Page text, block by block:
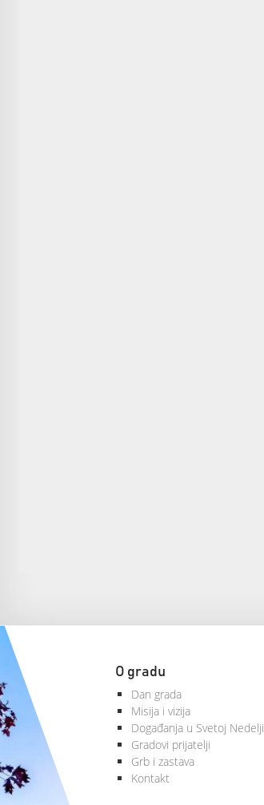
O gradu
Dan grada
Misija i vizija
Događanja u Svetoj Nedelji
Gradovi prijatelji
Grb i zastava
Kontakt